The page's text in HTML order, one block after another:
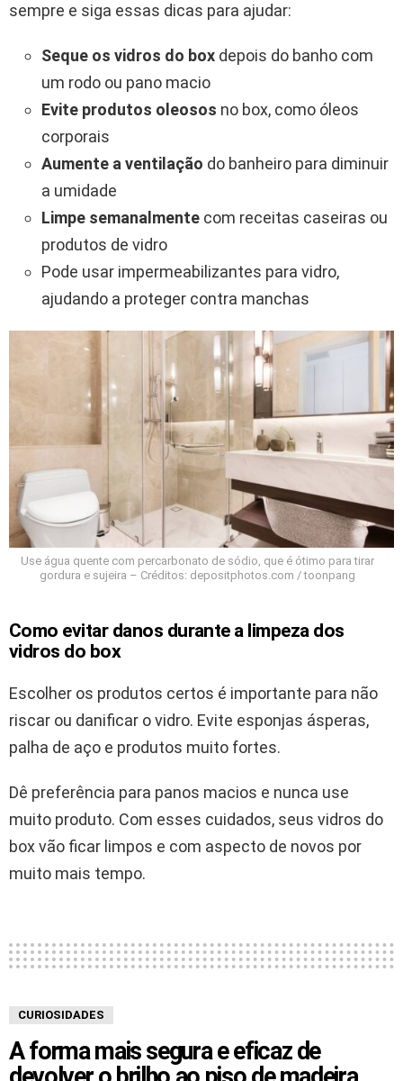
sempre e siga essas dicas para ajudar:
Seque os vidros do box depois do banho com
um rodo ou pano macio
Evite produtos oleosos no box, como óleos
corporais
Aumente a ventilação do banheiro para diminuir
a umidade
Limpe semanalmente com receitas caseiras ou
produtos de vidro
Pode usar impermeabilizantes para vidro,
ajudando a proteger contra manchas
Use água quente com percarbonato de sódio, que é ótimo para tirar
gordura e sujeira – Créditos: depositphotos.com / toonpang
Como evitar danos durante a limpeza dos
vidros do box
Escolher os produtos certos é importante para não
riscar ou danificar o vidro. Evite esponjas ásperas,
palha de aço e produtos muito fortes.
Dê preferência para panos macios e nunca use
muito produto. Com esses cuidados, seus vidros do
box vão ficar limpos e com aspecto de novos por
muito mais tempo.
CURIOSIDADES
A forma mais segura e eficaz de